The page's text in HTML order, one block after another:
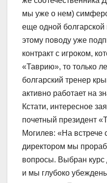
мы уже о нем)
еще одной
этому поводу уже
контракт с игроком,
«Таврию», то только
болгарский тренер
активно работает на
Кстати, интересное
почетный президент
Могилев: «На встрече
директором мы
вопросы. Выбран курс
и мы глубоко